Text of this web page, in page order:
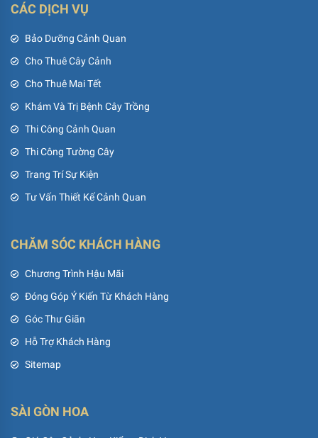
CÁC DỊCH VỤ
Bảo Dưỡng Cảnh Quan
Cho Thuê Cây Cảnh
Cho Thuê Mai Tết
Khám Và Trị Bệnh Cây Trồng
Thi Công Cảnh Quan
Thi Công Tường Cây
Trang Trí Sự Kiện
Tư Vấn Thiết Kế Cảnh Quan
CHĂM SÓC KHÁCH HÀNG
Chương Trình Hậu Mãi
Đóng Góp Ý Kiến Từ Khách Hàng
Góc Thư Giãn
Hỗ Trợ Khách Hàng
Sitemap
SÀI GÒN HOA